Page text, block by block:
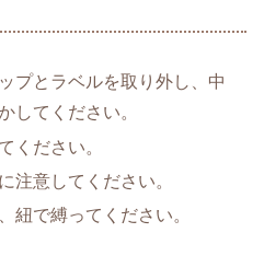
プとラベルを取り外し、中
してください。
ください。
注意してください。
紐で縛ってください。